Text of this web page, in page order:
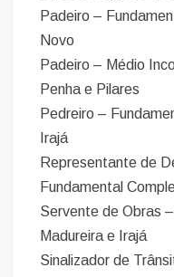
Padeiro –
Novo
Padeiro – Médio
Penha e Pilares
Pedreiro –
Irajá
Representante de
Fundamental
Servente de Obras
Madureira e Irajá
Sinalizador de